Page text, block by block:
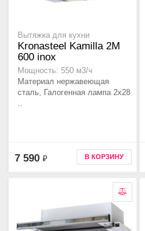
Вытяжка для кухни
Kronasteel Kamilla 2M
600 inox
Мощность: 550 м3/ч
Материал нержавеющая
сталь, Галогенная лампа 2x28
..
7 590 ₽ В КОРЗИНУ